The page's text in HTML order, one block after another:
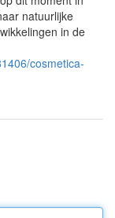
natuurlijke
in de
cosmetica-